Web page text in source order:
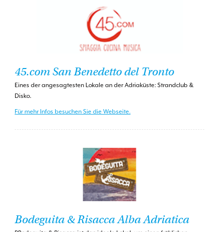
45.com San Benedetto del Tronto
Eines der angesagtesten Lokale an der Adriaküste: Strandclub &
Disko.
Für mehr Infos besuchen Sie die Webseite.
Bodeguita & Risacca Alba Adriatica